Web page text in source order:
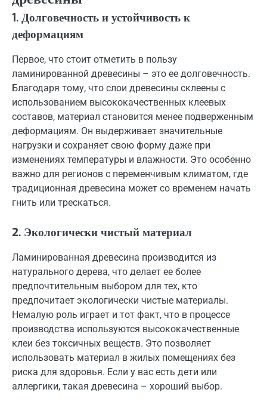
1. Долговечность и устойчивость к
деформациям
Первое, что стоит отметить в пользу
ламинированной древесины – это ее долговечность.
Благодаря тому, что слои древесины склеены с
использованием высококачественных клеевых
составов, материал становится менее подверженным
деформациям. Он выдерживает значительные
нагрузки и сохраняет свою форму даже при
изменениях температуры и влажности. Это особенно
важно для регионов с переменчивым климатом, где
традиционная древесина может со временем начать
гнить или трескаться.
2. Экологически чистый материал
Ламинированная древесина производится из
натурального дерева, что делает ее более
предпочтительным выбором для тех, кто
предпочитает экологически чистые материалы.
Немалую роль играет и тот факт, что в процессе
производства используются высококачественные
клеи без токсичных веществ. Это позволяет
использовать материал в жилых помещениях без
риска для здоровья. Если у вас есть дети или
аллергики, такая древесина – хороший выбор.